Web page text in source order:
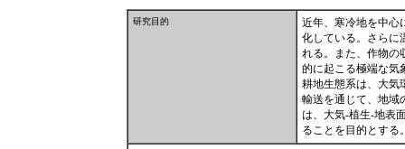
研究目的
近年、寒冷地を中心
化している。さらに
れる。また、作物の
的に起こる極端な気
耕地生態系は、大気
輸送を通じて、地域
は、大気-植生-地表
ることを目的とする